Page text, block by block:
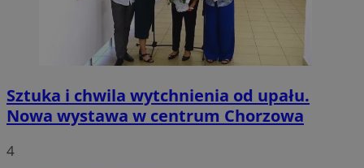
Sztuka i chwila wytchnienia od upału.
Nowa wystawa w centrum Chorzowa
4